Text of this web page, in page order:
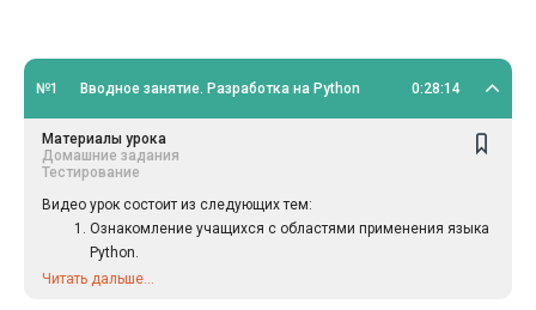
№1 Вводное занятие. Разработка на Python 0:28:14
Материалы урока
Домашние задания
Тестирование
Видео урок состоит из следующих тем:
Ознакомление учащихся с областями применения языка
Python.
Понятие веб-разработки.
Читать дальше...